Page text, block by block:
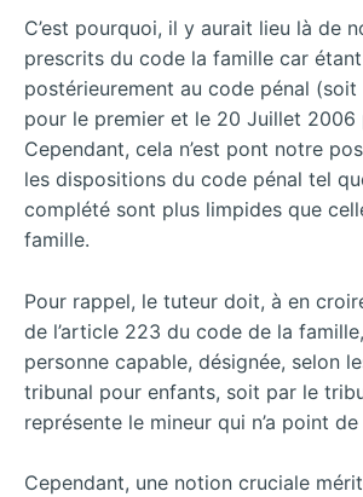
C’est pourquoi, il y aurait lieu là de
prescrits du code la famille car
postérieurement au code pénal (soit
pour le premier et le 20 Juillet 2006
Cependant, cela n’est pont notre
les dispositions du code pénal tel
complété sont plus limpides que
famille.
Pour rappel, le tuteur doit, à en
de l’article 223 du code de la
personne capable, désignée, selon
tribunal pour enfants, soit par le
représente le mineur qui n’a point
Cependant, une notion cruciale